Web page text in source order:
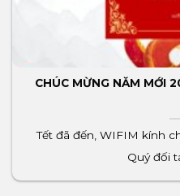
CHÚC MỪNG NĂM MỚI
Tết đã đến, WIFIM kính
Quý đối